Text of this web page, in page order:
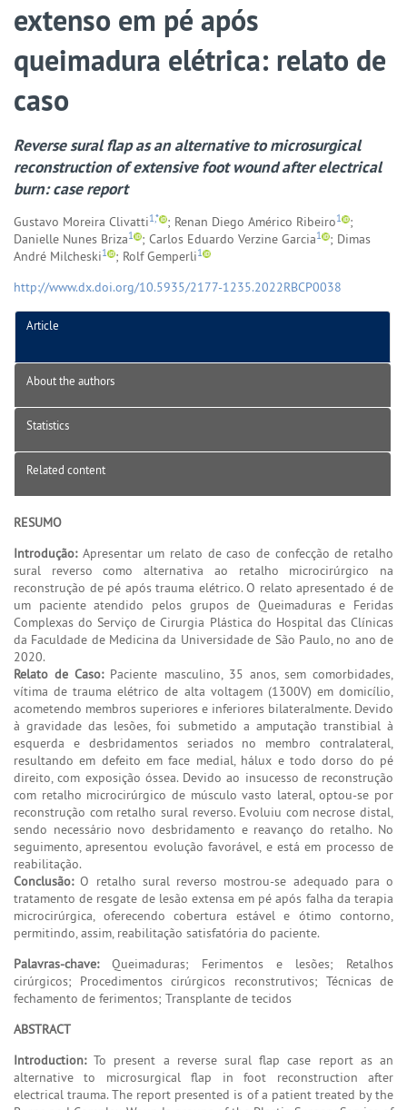
extenso em pé após
queimadura elétrica: relato de
caso
Reverse sural flap as an alternative to microsurgical
reconstruction of extensive foot wound after electrical
burn: case report
Gustavo Moreira Clivatti1,* ; Renan Diego Américo Ribeiro1
;
Danielle Nunes Briza1 ; Carlos Eduardo Verzine Garcia1
; Dimas
André Milcheski1 ; Rolf Gemperli1
http://www.dx.doi.org/10.5935/2177-1235.2022RBCP0038
Article
About the authors
Statistics
Related content
RESUMO
Introdução:Apresentar um relato de caso de confecção de retalho
sural reverso como alternativa ao retalho microcirúrgico na
reconstrução de pé após trauma elétrico. O relato apresentado é de
um paciente atendido pelos grupos de Queimaduras e Feridas
Complexas do Serviço de Cirurgia Plástica do Hospital das Clínicas
da Faculdade de Medicina da Universidade de São Paulo, no ano de
2020.
Relato de Caso:Paciente masculino, 35 anos, sem comorbidades,
vítima de trauma elétrico de alta voltagem (1300V) em domicílio,
acometendo membros superiores e inferiores bilateralmente. Devido
à gravidade das lesões, foi submetido a amputação transtibial à
esquerda e desbridamentos seriados no membro contralateral,
resultando em defeito em face medial, hálux e todo dorso do pé
direito, com exposição óssea. Devido ao insucesso de reconstrução
com retalho microcirúrgico de músculo vasto lateral, optou-se por
reconstrução com retalho sural reverso. Evoluiu com necrose distal,
sendo necessário novo desbridamento e reavanço do retalho. No
seguimento, apresentou evolução favorável, e está em processo de
reabilitação.
Conclusão:O retalho sural reverso mostrou-se adequado para o
tratamento de resgate de lesão extensa em pé após falha da terapia
microcirúrgica, oferecendo cobertura estável e ótimo contorno,
permitindo, assim, reabilitação satisfatória do paciente.
Palavras-chave:Queimaduras; Ferimentos e lesões; Retalhos
cirúrgicos; Procedimentos cirúrgicos reconstrutivos; Técnicas de
fechamento de ferimentos; Transplante de tecidos
ABSTRACT
Introduction:To present a reverse sural flap case report as an
alternative to microsurgical flap in foot reconstruction after
electrical trauma. The report presented is of a patient treated by the